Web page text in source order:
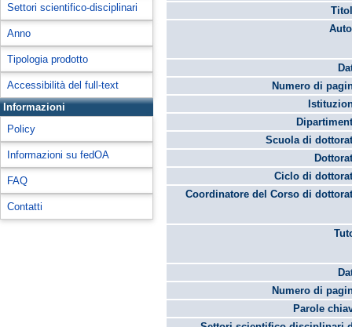
Settori scientifico-disciplinari
Anno
Tipologia prodotto
Accessibilità del full-text
Informazioni
Policy
Informazioni su fedOA
FAQ
Contatti
Numero di
Scuola di
Ciclo di
Coordinatore del Corso di
Numero di
Parole